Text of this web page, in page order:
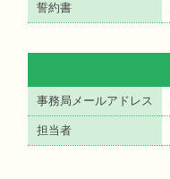
誓約書
事務局メールアドレス
担当者